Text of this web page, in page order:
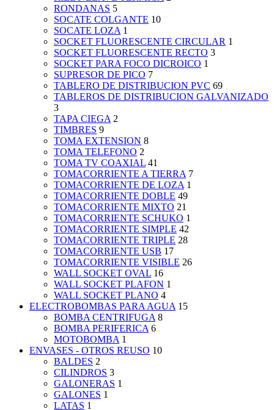
RONDANAS 5
SOCATE COLGANTE 10
SOCATE LOZA 1
SOCKET FLUORESCENTE CIRCULAR 1
SOCKET FLUORESCENTE RECTO 3
SOCKET PARA FOCO DICROICO 1
SUPRESOR DE PICO 7
TABLERO DE DISTRIBUCION PVC 69
TABLEROS DE DISTRIBUCION GALVANIZADO
3
TAPA CIEGA 2
TIMBRES 9
TOMA EXTENSION 8
TOMA TELEFONO 2
TOMA TV COAXIAL 41
TOMACORRIENTE A TIERRA 7
TOMACORRIENTE DE LOZA 1
TOMACORRIENTE DOBLE 49
TOMACORRIENTE MIXTO 21
TOMACORRIENTE SCHUKO 1
TOMACORRIENTE SIMPLE 42
TOMACORRIENTE TRIPLE 28
TOMACORRIENTE USB 17
TOMACORRIENTE VISIBLE 26
WALL SOCKET OVAL 16
WALL SOCKET PLAFON 1
WALL SOCKET PLANO 4
ELECTROBOMBAS PARA AGUA 15
BOMBA CENTRIFUGA 8
BOMBA PERIFERICA 6
MOTOBOMBA 1
ENVASES - OTROS REUSO 10
BALDES 2
CILINDROS 3
GALONERAS 1
GALONES 1
LATAS 1